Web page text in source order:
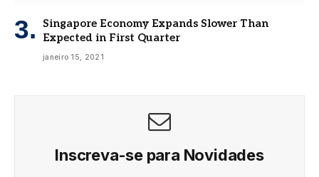
Singapore Economy Expands Slower Than
Expected in First Quarter
janeiro 15, 2021
Inscreva-se para Novidades